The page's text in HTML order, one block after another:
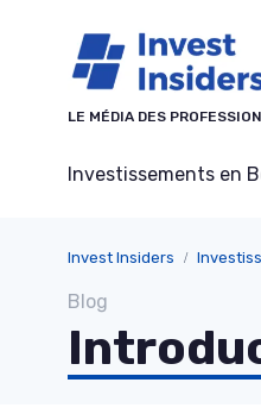
LE MÉDIA DES
Investissements en
Invest Insiders
Blog